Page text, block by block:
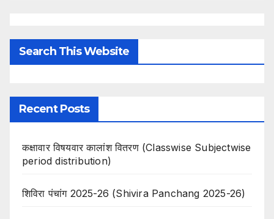
Search This Website
Recent Posts
कक्षावार विषयवार कालांश वितरण (Classwise Subjectwise
period distribution)
शिविरा पंचांग 2025-26 (Shivira Panchang 2025-26)